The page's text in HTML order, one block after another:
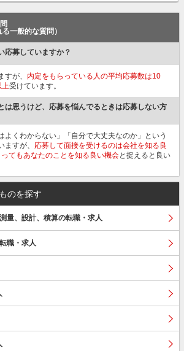
一般的な質問）
応募していますか？
すが、 内定をもらっている人の平均応募数は10
受けています。
は思うけど、応募を悩んでるときは応募しない方
よくわからない」「自分で大丈夫なのか」という
ますが、 応募して面接を受けるのは会社を知る良
てもあなたのことを知る良い機会と捉えると良い
のを探す
量、設計、積算の転職・求人
職・求人